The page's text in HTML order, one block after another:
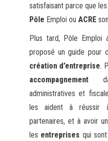
satisfaisant parce que
Pôle Emploi ou ACRE
Plus tard, Pôle Emploi
proposé un guide pour
création d’entreprise.
accompagnement
administratives et
les aident à réussir
partenaires, et à avoir
les entreprises qui